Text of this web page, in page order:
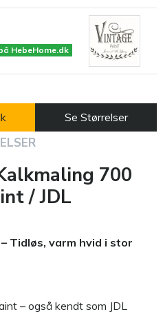
700
/ JDL
Tidløs, varm hvid i stor
– også kendt som JDL
HebeHome.dk
Se Størrelser